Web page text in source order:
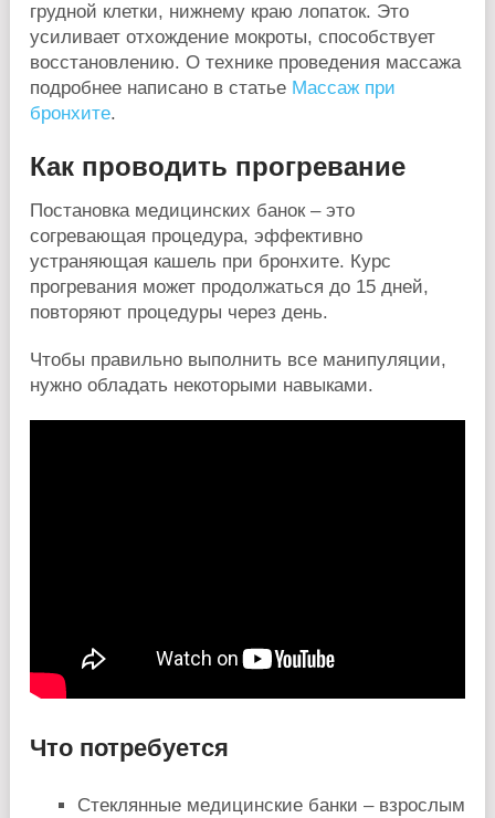
грудной клетки, нижнему краю лопаток. Это
усиливает отхождение мокроты, способствует
восстановлению. О технике проведения массажа
подробнее написано в статье Массаж при
бронхите.
Как проводить прогревание
Постановка медицинских банок – это
согревающая процедура, эффективно
устраняющая кашель при бронхите. Курс
прогревания может продолжаться до 15 дней,
повторяют процедуры через день.
Чтобы правильно выполнить все манипуляции,
нужно обладать некоторыми навыками.
Что потребуется
Стеклянные медицинские банки – взрослым